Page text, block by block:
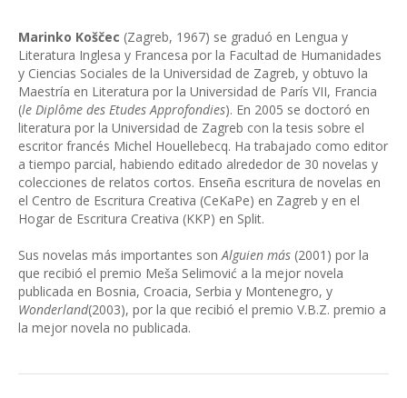
Marinko Koščec (Zagreb, 1967) se graduó en Lengua y
Literatura Inglesa y Francesa por la Facultad de Humanidades
y Ciencias Sociales de la Universidad de Zagreb, y obtuvo la
Maestría en Literatura por la Universidad de París VII, Francia
(le Diplôme des Etudes Approfondies). En 2005 se doctoró en
literatura por la Universidad de Zagreb con la tesis sobre el
escritor francés Michel Houellebecq. Ha trabajado como editor
a tiempo parcial, habiendo editado alrededor de 30 novelas y
colecciones de relatos cortos. Enseña escritura de novelas en
el Centro de Escritura Creativa (CeKaPe) en Zagreb y en el
Hogar de Escritura Creativa (KKP) en Split.
Sus novelas más importantes sonAlguien más (2001) por la
que recibió el premio Meša Selimović a la mejor novela
publicada en Bosnia, Croacia, Serbia y Montenegro, y
Wonderland(2003), por la que recibió el premio V.B.Z. premio a
la mejor novela no publicada.